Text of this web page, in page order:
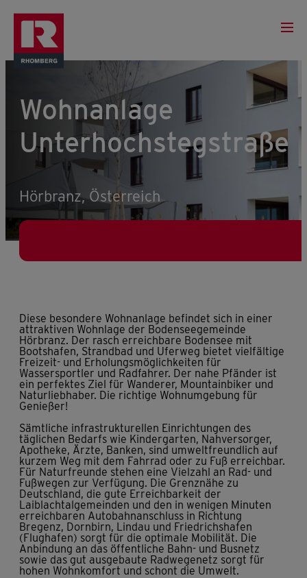
Wohnanlage
Unterhochstegstraße
Hörbranz, Österreich
Diese besondere Wohnanlage befindet sich in einer
attraktiven Wohnlage der Bodenseegemeinde
Hörbranz. Der rasch erreichbare Bodensee mit
Bootshafen, Strandbad und Uferweg bietet vielfältige
Freizeit- und Erholungsmöglichkeiten für
Wassersportler und Radfahrer. Der nahe Pfänder ist
ein perfektes Ziel für Wanderer, Mountainbiker und
Naturliebhaber. Die richtige Wohnumgebung für
Genießer!
Sämtliche infrastrukturellen Einrichtungen des
täglichen Bedarfs wie Kindergarten, Nahversorger,
Apotheke, Ärzte, Banken, sind umweltfreundlich auf
kurzem Weg mit dem Fahrrad oder zu Fuß erreichbar.
Für Naturfreunde stehen eine Vielzahl an Rad- und
Fußwegen zur Verfügung. Die Grenznähe zu
Deutschland, die gute Erreichbarkeit der
Laiblachtalgemeinden und den in wenigen Minuten
erreichbaren Autobahnanschluss in Richtung
Bregenz, Dornbirn, Lindau und Friedrichshafen
(Flughafen) sorgt für die optimale Mobilität. Die
Anbindung an das öffentliche Bahn- und Busnetz
sowie das gut ausgebaute Radwegenetz sorgt für
hohen Wohnkomfort und schont die Umwelt.